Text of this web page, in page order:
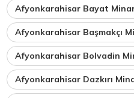
Afyonkarahisar Bayat
Afyonkarahisar Başmakçı
Afyonkarahisar Bolvadin
Afyonkarahisar Dazkırı